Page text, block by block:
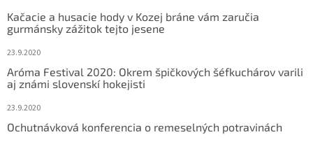
Kačacie a husacie hody v Kozej bráne vám zaručia
gurmánsky zážitok tejto jesene
23.9.2020
Aróma Festival 2020: Okrem špičkových šéfkuchárov varili
aj známi slovenskí hokejisti
23.9.2020
Ochutnávková konferencia o remeselných potravinách